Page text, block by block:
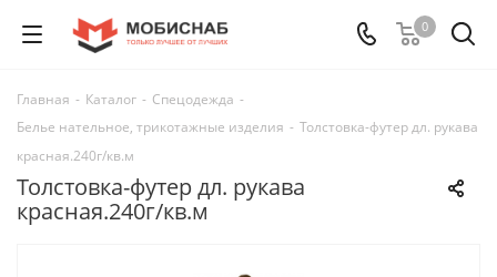
0
Главная - Каталог - Спецодежда -
Белье нательное, трикотажные изделия - Толстовка-футер дл. рукава
красная.240г/кв.м
Толстовка-футер дл. рукава
красная.240г/кв.м